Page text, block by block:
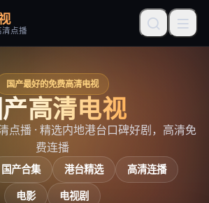
点播
国产最好的免费高清电视
高清电视
点播 · 精选内地港台口碑好剧，高清免
费连播
国产合集 港台精选
高清连播
电影
电视剧